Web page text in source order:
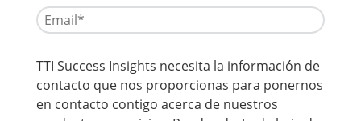
TTI Success Insights necesita la información de
contacto que nos proporcionas para ponernos
en contacto contigo acerca de nuestros